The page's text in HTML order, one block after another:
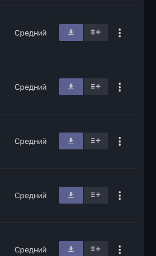
Средний
Средний
Средний
Средний
Средний